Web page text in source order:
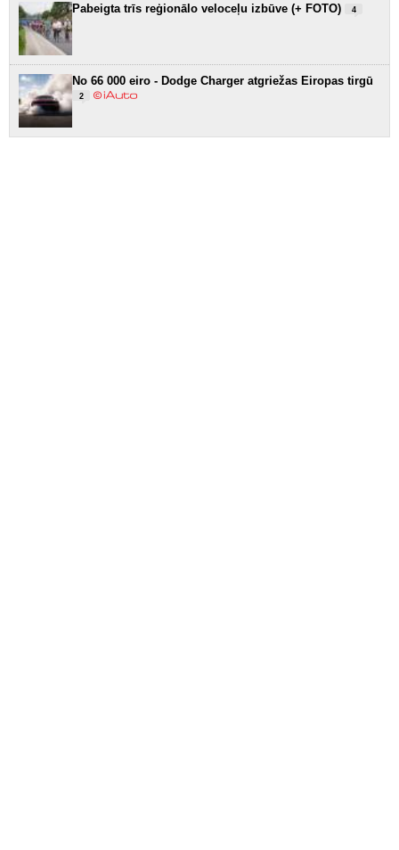
Pabeigta trīs reģionālo veloceļu izbūve (+ FOTO) 4
No 66 000 eiro - Dodge Charger atgriežas Eiropas tirgū
2